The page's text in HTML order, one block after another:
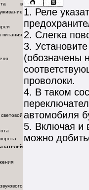
в
питания
1. Реле
2. Слегка
3.
(обозначены
проволоки.
4. В таком
автомобиля
5. Включая и
можно